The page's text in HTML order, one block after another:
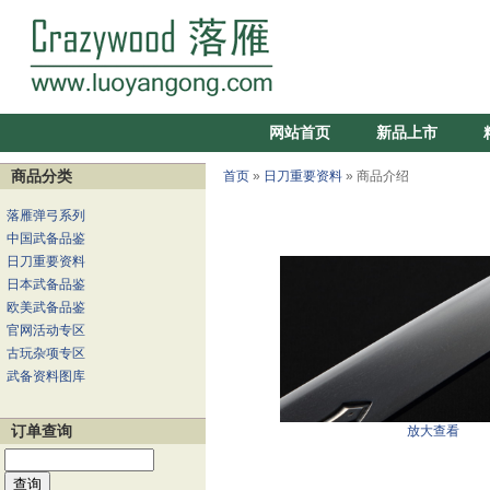
网站首页 新品上市
商品分类
落雁弹弓系列
中国武备品鉴
日刀重要资料
日本武备品鉴
欧美武备品鉴
官网活动专区
古玩杂项专区
武备资料图库
订单查询
首页 » 日刀重要资料 » 商品介绍
放大查看